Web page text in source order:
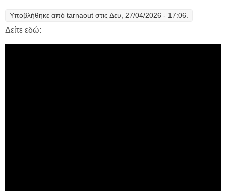
Υποβλήθηκε από tarnaout στις Δευ, 27/04/2026 - 17:06.
Δείτε εδώ: